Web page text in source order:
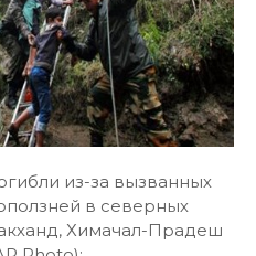
из-за вызванных
в северных
Химачал-Прадеш